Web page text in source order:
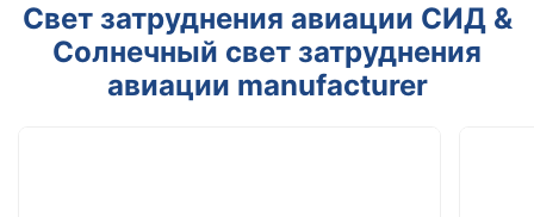
Свет затруднения авиации СИД &
Солнечный свет затруднения
авиации manufacturer